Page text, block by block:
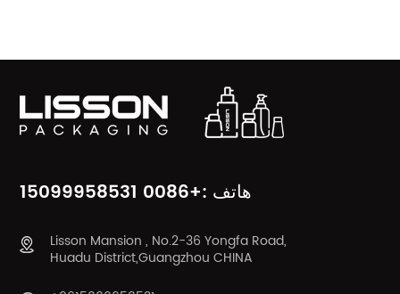
هاتف :+0086 15099958531
Lisson Mansion , No.2-36 Yongfa Road,
Huadu District,Guangzhou CHINA